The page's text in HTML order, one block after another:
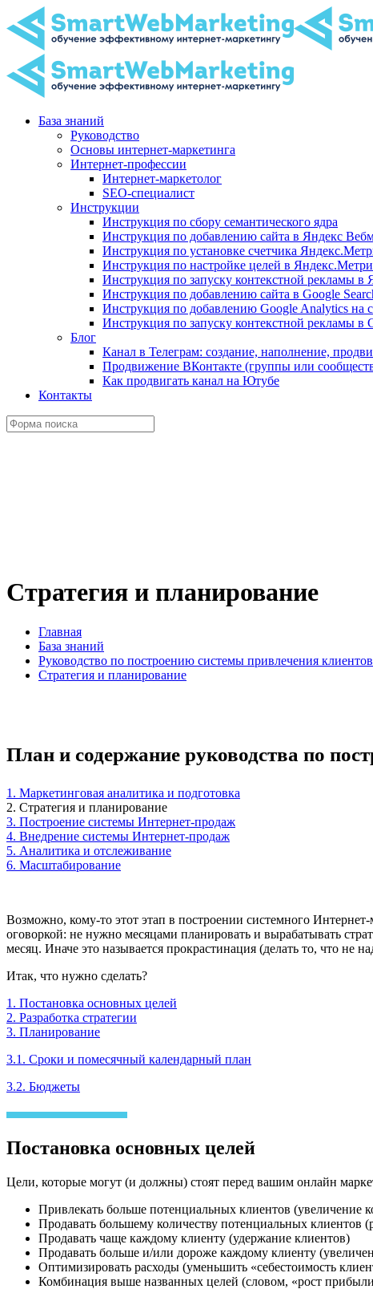
База знаний
Руководство
Основы интернет-маркетинга
Интернет-профессии
Интернет-маркетолог
SEO-специалист
Инструкции
Инструкция по сбору семантического ядра
Инструкция по добавлению сайта в Яндекс
Инструкция по установке счетчика
Инструкция по настройке целей в
Инструкция по запуску контекстной рекламы в
Инструкция по добавлению сайта в Google
Инструкция по добавлению Google Analytics на
Инструкция по запуску контекстной рекламы в
Блог
Канал в Телеграм: создание, наполнение,
Продвижение ВКонтакте (группы или
Как продвигать канал на Ютубе
Контакты
Стратегия и планирование
Главная
База знаний
Руководство по построению системы привлечения
Стратегия и планирование
План и содержание руководства по
1. Маркетинговая аналитика и подготовка
2. Стратегия и планирование
3. Построение системы Интернет-продаж
4. Внедрение системы Интернет-продаж
5. Аналитика и отслеживание
6. Масштабирование
Возможно, кому-то этот этап в построении системного
оговоркой: не нужно месяцами планировать и вырабатывать
месяц. Иначе это называется прокрастинация (делать то, что не
Итак, что нужно сделать?
1. Постановка основных целей
2. Разработка стратегии
3. Планирование
3.1. Сроки и помесячный календарный план
3.2. Бюджеты
Постановка основных целей
Цели, которые могут (и должны) стоят перед вашим онлайн
Привлекать больше потенциальных клиентов (увеличение
Продавать большему количеству потенциальных клиентов
Продавать чаще каждому клиенту (удержание клиентов)
Продавать больше и/или дороже каждому клиенту
Оптимизировать расходы (уменьшить «себестоимость
Комбинация выше названных целей (словом, «рост